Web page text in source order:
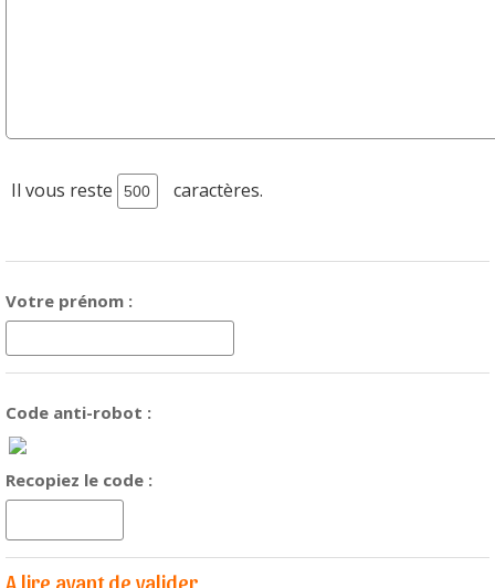
Il vous reste caractères.
Votre prénom :
Code anti-robot :
Recopiez le code :
A lire avant de valider